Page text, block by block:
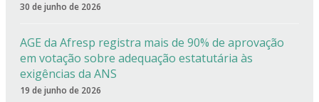
30 de junho de 2026
AGE da Afresp registra mais de 90% de aprovação
em votação sobre adequação estatutária às
exigências da ANS
19 de junho de 2026